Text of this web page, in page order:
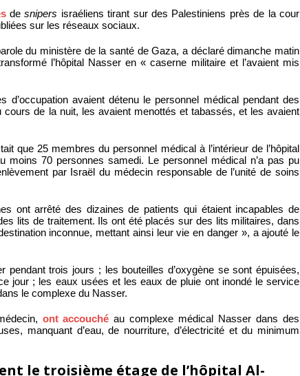
desnipers israéliens tirant sur des Palestiniens près de la cour
sur les réseaux sociaux.
du ministère de la santé de Gaza, a déclaré dimanche matin
l’hôpital Nasser en « caserne militaire et l’avaient mis
d’occupation avaient détenu le personnel médical pendant des
cours de la nuit, les avaient menottés et tabassés, et les avaient
que 25 membres du personnel médical à l’intérieur de l’hôpital
moins 70 personnes samedi. Le personnel médical n’a pas pu
par Israël du médecin responsable de l’unité de soins
ont arrêté des dizaines de patients qui étaient incapables de
lits de traitement. Ils ont été placés sur des lits militaires, dans
inconnue, mettant ainsi leur vie en danger », a ajouté le
pendant trois jours ; les bouteilles d’oxygène se sont épuisées,
jour ; les eaux usées et les eaux de pluie ont inondé le service
le complexe du Nasser.
ont accouché au complexe médical Nasser dans des
manquant d’eau, de nourriture, d’électricité et du minimum
le troisième étage de l’hôpital Al-